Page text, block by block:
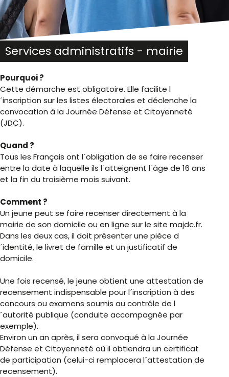
Services administratifs - mairie
Pourquoi ?
Cette démarche est obligatoire. Elle facilite l
´inscription sur les listes électorales et déclenche la
convocation à la Journée Défense et Citoyenneté
(JDC).
Quand ?
Tous les Français ont l´obligation de se faire recenser
entre la date à laquelle ils l´atteignent l´âge de 16 ans
et la fin du troisième mois suivant.
Comment ?
Un jeune peut se faire recenser directement à la
mairie de son domicile ou en ligne sur le site majdc.fr.
Dans les deux cas, il doit présenter une pièce d
´identité, le livret de famille et un justificatif de
domicile.
Une fois recensé, le jeune obtient une attestation de
recensement indispensable pour l´inscription à des
concours ou examens soumis au contrôle de l
´autorité publique (conduite accompagnée par
exemple).
Environ un an après, il sera convoqué à la Journée
Défense et Citoyenneté où il obtiendra un certificat
de participation (celui-ci remplacera l´attestation de
recensement).